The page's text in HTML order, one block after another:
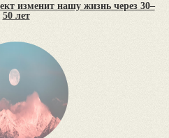
изменит нашу жизнь через 30–
50 лет